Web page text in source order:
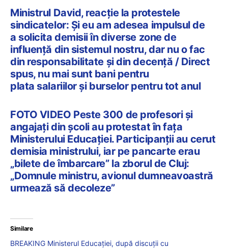
Ministrul David, reacție la protestele
sindicatelor: Și eu am adesea impulsul de
a solicita demisii în diverse zone de
influență din sistemul nostru, dar nu o fac
din responsabilitate și din decență / Direct
spus, nu mai sunt bani pentru
plata salariilor și burselor pentru tot anul
FOTO VIDEO Peste 300 de profesori și
angajați din școli au protestat în fața
Ministerului Educației. Participanții au cerut
demisia ministrului, iar pe pancarte erau
„bilete de îmbarcare” la zborul de Cluj:
„Domnule ministru, avionul dumneavoastră
urmează să decoleze”
Similare
BREAKING Ministerul Educației, după discuții cu